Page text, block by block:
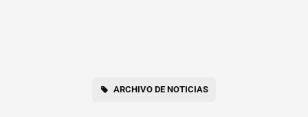
ARCHIVO DE NOTICIAS